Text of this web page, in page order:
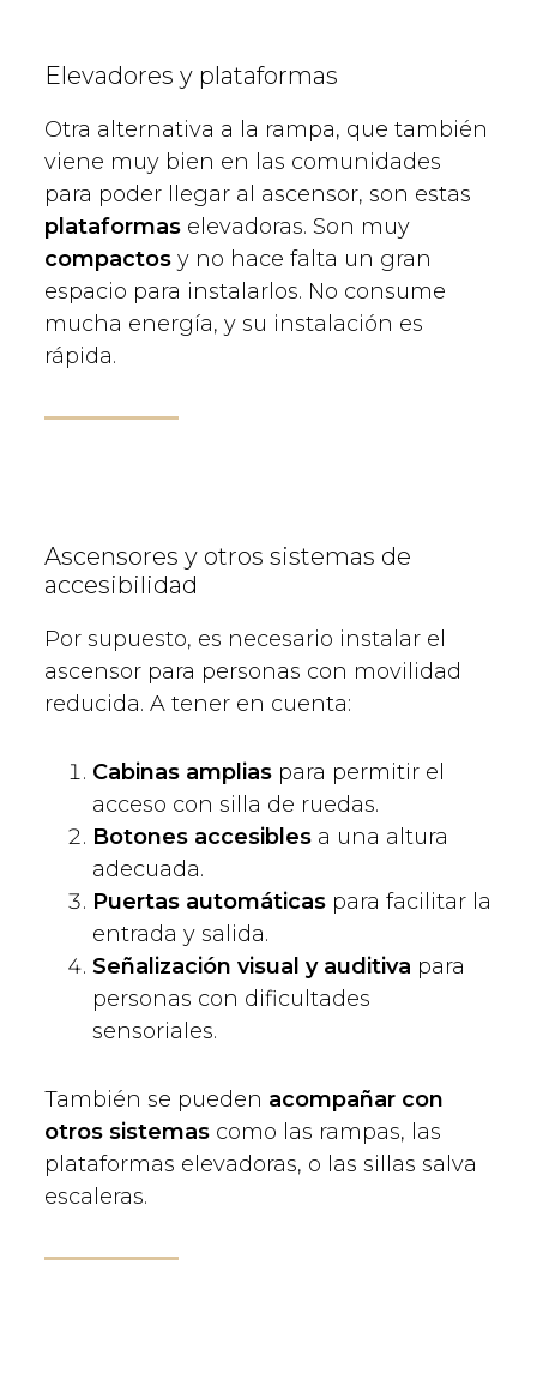
Elevadores y plataformas
Otra alternativa a la rampa, que también
viene muy bien en las comunidades
para poder llegar al ascensor, son estas
plataformas elevadoras. Son muy
compactos y no hace falta un gran
espacio para instalarlos. No consume
mucha energía, y su instalación es
rápida.
Ascensores y otros sistemas de
accesibilidad
Por supuesto, es necesario instalar el
ascensor para personas con movilidad
reducida. A tener en cuenta:
Cabinas amplias para permitir el
acceso con silla de ruedas.
Botones accesibles a una altura
adecuada.
Puertas automáticas para facilitar la
entrada y salida.
Señalización visual y auditiva para
personas con dificultades
sensoriales.
También se pueden acompañar con
otros sistemas como las rampas, las
plataformas elevadoras, o las sillas salva
escaleras.